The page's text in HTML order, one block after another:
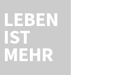
LEBEN
IST
MEHR